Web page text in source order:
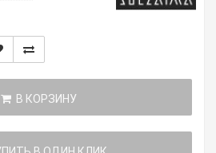
В КОРЗИНУ